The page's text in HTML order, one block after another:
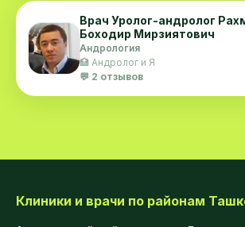
Врач Уролог-андролог
Боходир Мирзиятович
Андрология
🏥 Андролог и Я
💬 2 отзывов
Клиники и врачи по районам